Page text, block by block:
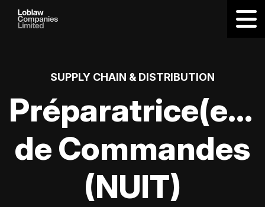
SUPPLY CHAIN & DISTRIBUTION
de Commandes
(NUIT)